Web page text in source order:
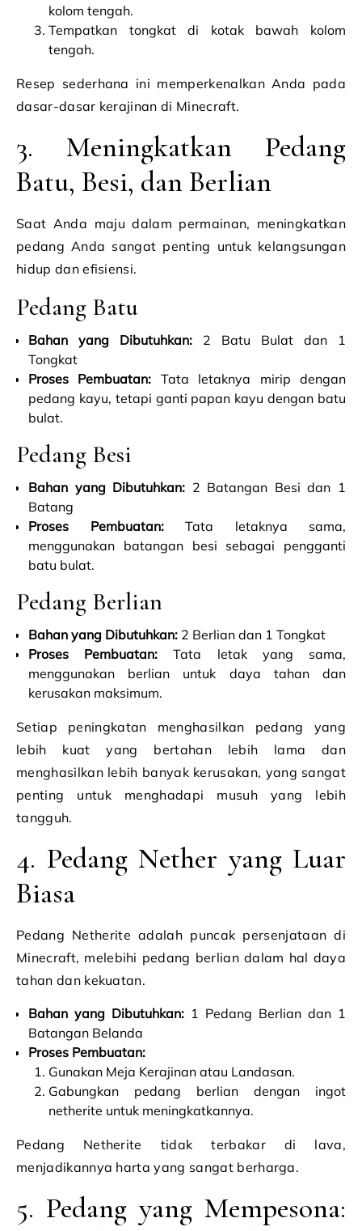
kolom tengah.
Tempatkan tongkat di kotak bawah kolom
tengah.
Resep sederhana ini memperkenalkan Anda pada
dasar-dasar kerajinan di Minecraft.
3. Meningkatkan Pedang
Batu, Besi, dan Berlian
Saat Anda maju dalam permainan, meningkatkan
pedang Anda sangat penting untuk kelangsungan
hidup dan efisiensi.
Pedang Batu
Bahan yang Dibutuhkan: 2 Batu Bulat dan 1
Tongkat
Proses Pembuatan: Tata letaknya mirip dengan
pedang kayu, tetapi ganti papan kayu dengan batu
bulat.
Pedang Besi
Bahan yang Dibutuhkan: 2 Batangan Besi dan 1
Batang
Proses Pembuatan:Tata letaknya sama,
menggunakan batangan besi sebagai pengganti
batu bulat.
Pedang Berlian
Bahan yang Dibutuhkan: 2 Berlian dan 1 Tongkat
Proses Pembuatan: Tata letak yang sama,
menggunakan berlian untuk daya tahan dan
kerusakan maksimum.
Setiap peningkatan menghasilkan pedang yang
lebih kuat yang bertahan lebih lama dan
menghasilkan lebih banyak kerusakan, yang sangat
penting untuk menghadapi musuh yang lebih
tangguh.
4. Pedang Nether yang Luar
Biasa
Pedang Netherite adalah puncak persenjataan di
Minecraft, melebihi pedang berlian dalam hal daya
tahan dan kekuatan.
Bahan yang Dibutuhkan: 1 Pedang Berlian dan 1
Batangan Belanda
Proses Pembuatan:
Gunakan Meja Kerajinan atau Landasan.
Gabungkan pedang berlian dengan ingot
netherite untuk meningkatkannya.
Pedang Netherite tidak terbakar di lava,
menjadikannya harta yang sangat berharga.
5. Pedang yang Mempesona: